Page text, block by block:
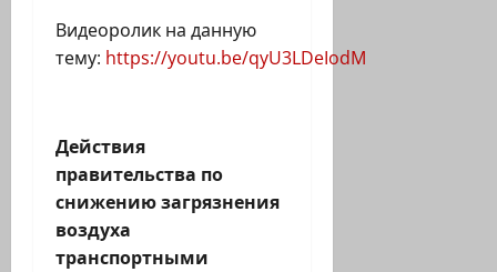
Видеоролик на данную
тему: https://youtu.be/qyU3LDeIodM
Действия
правительства по
снижению загрязнения
воздуха
транспортными